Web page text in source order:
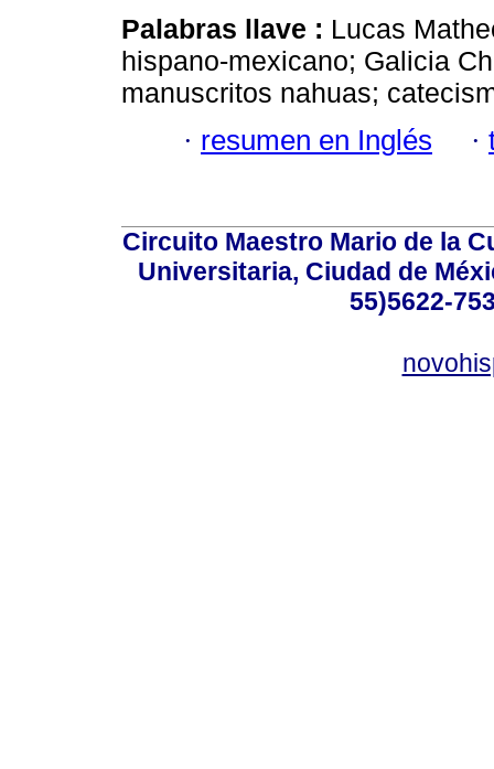
Palabras llave : Lucas
hispano-mexicano; Galicia
manuscritos nahuas;
· resumen en Inglés ·
Circuito Maestro Mario de la
Universitaria, Ciudad de
55)5622-